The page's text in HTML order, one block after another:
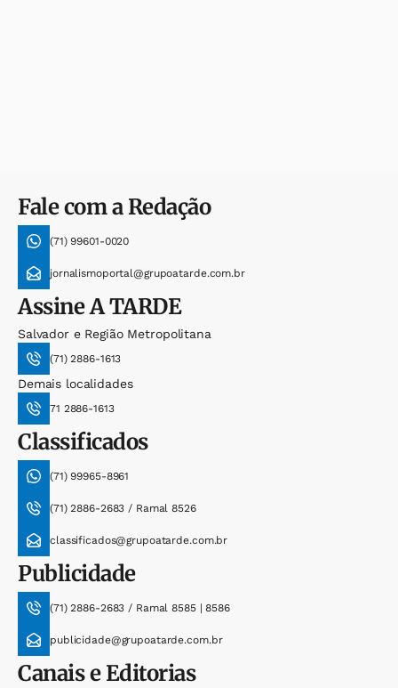
Fale com a Redação
(71) 99601-0020
jornalismoportal@grupoatarde.com.br
AssineA TARDE
Salvador e Região Metropolitana
(71) 2886-1613
Demais localidades
71 2886-1613
Classificados
(71) 99965-8961
(71) 2886-2683 / Ramal 8526
classificados@grupoatarde.com.br
Publicidade
(71) 2886-2683 / Ramal 8585 | 8586
publicidade@grupoatarde.com.br
Canais e Editorias